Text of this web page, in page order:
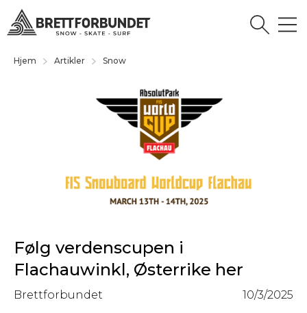
Hjem Artikler Snow
Følg verdenscupen i
Flachauwinkl, Østerrike her
10/3/2025
Brettforbundet